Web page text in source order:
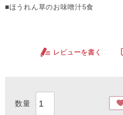
■ほうれん草のお味噌汁5食
レビューを書く